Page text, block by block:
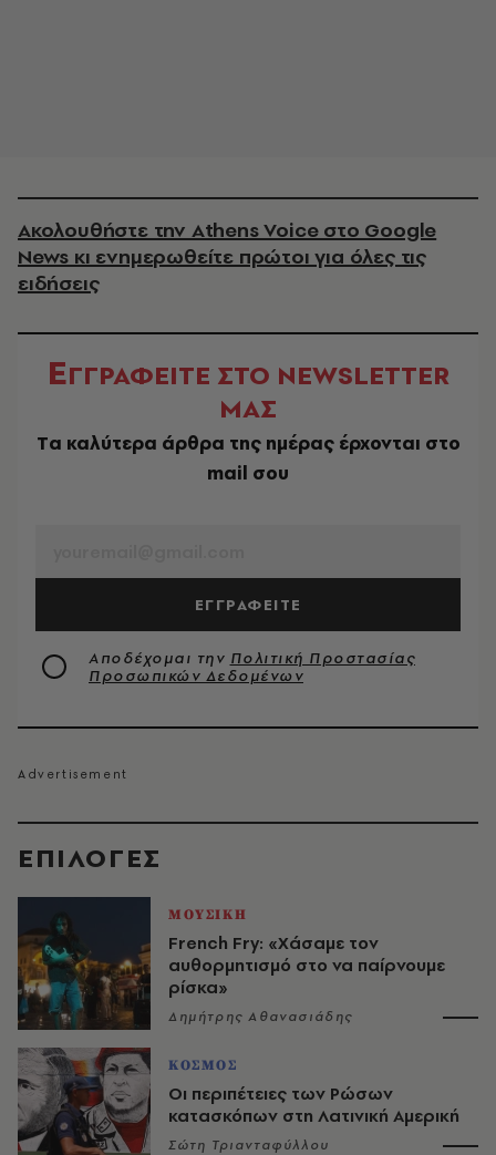
EΠΙΛΟΓΈΣ
ΜΟΥΣΙΚΗ
French Fry: «Χάσαμε τον
αυθορμητισμό στο να παίρνουμε
ρίσκα»
Δημήτρης Αθανασιάδης
ΚΟΣΜΟΣ
Οι περιπέτειες των Ρώσων
κατασκόπων στη Λατινική Αμερική
Σώτη Τριανταφύλλου
Ακολουθήστε την Athens Voice στο Google
News κι ενημερωθείτε πρώτοι για όλες τις
ειδήσεις
ΕΓΓΡΑΦΕΙΤΕ ΣΤΟ NEWSLETTER
ΜΑΣ
Tα καλύτερα άρθρα της ημέρας έρχονται στο
mail σου
ΕΓΓΡΑΦΕΙΤΕ
Αποδέχομαι την Πολιτική Προστασίας
Προσωπικών Δεδομένων